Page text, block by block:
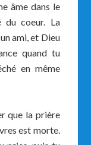
âme dans le
du coeur. La
ami, et Dieu
quand tu
en même
que la prière
est morte.